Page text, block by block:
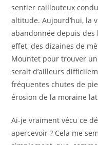
sentier caillouteux
altitude. Aujourd’hui, la
abandonnée depuis
effet, des dizaines de
Mountet pour trouver
serait d’ailleurs
fréquentes chutes de
érosion de la moraine
Ai-je vraiment vécu ce
apercevoir ? Cela me